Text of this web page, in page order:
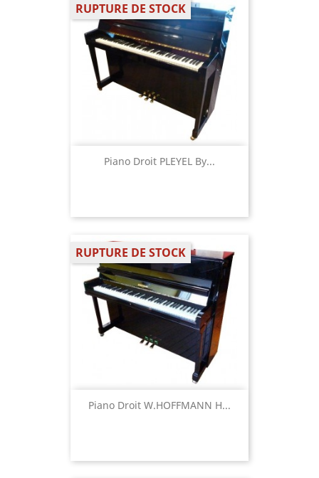
Piano Droit PLEYEL By...
RUPTURE DE STOCK
Piano Droit W.HOFFMANN H...
RUPTURE DE STOCK